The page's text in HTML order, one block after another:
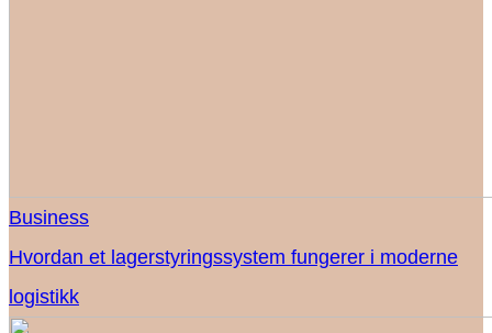
Business
Hvordan et lagerstyringssystem fungerer i moderne
logistikk